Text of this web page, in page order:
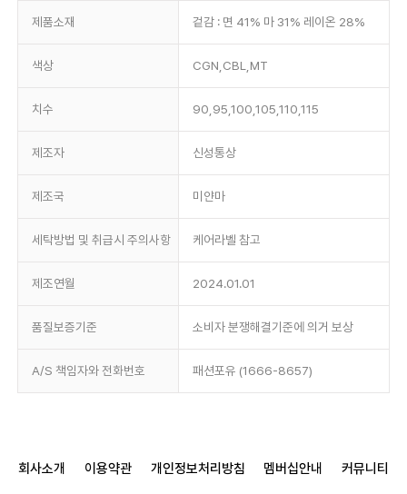
제품소재 겉감 : 면 41% 마 31% 레이온 28%
색상 CGN,CBL,MT
치수 90,95,100,105,110,115
제조자 신성통상
제조국 미얀마
세탁방법 및 취급시 주의사항 케어라벨 참고
제조연월 2024.01.01
품질보증기준 소비자 분쟁해결기준에 의거 보상
A/S 책임자와 전화번호 패션포유 (1666-8657)
회사소개 이용약관 개인정보처리방침 멤버십안내 커뮤니티